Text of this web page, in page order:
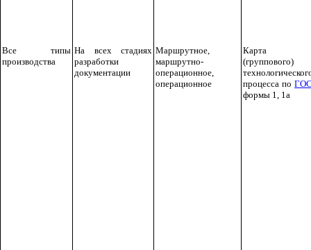
Все типы
производства
На всех стадиях
разработки
документации
Маршрутное,
маршрутно-
операционное,
операционное
Карта
(группового)
процесса по
формы 1, 1а